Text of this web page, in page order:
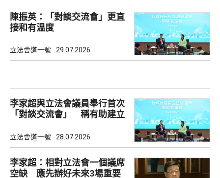
陳振英：「對談交流會」更直
接和有温度
立法會道一號 29.07.2026
李家超與立法會議員舉行首次
「對談交流會」 稱有助建立
立法會道一號 28.07.2026
李家超：相對立法會一個議席
空缺 應先辦好未來3場重要